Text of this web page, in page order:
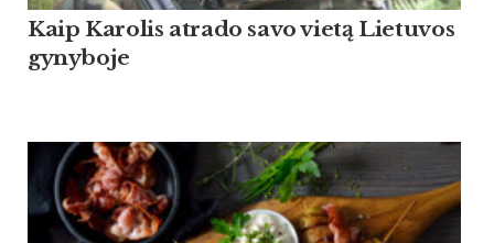
Kaip Ka­ro­lis at­ra­do sa­vo vietą Lie­tu­vos
gy­ny­bo­je